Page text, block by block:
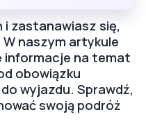
i zastanawiasz się,
naszym artykule
informacje na temat
obowiązku
wyjazdu. Sprawdź,
swoją podróż